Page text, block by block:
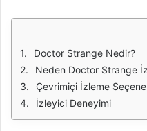
Doctor Strange Nedir?
Neden Doctor Strange
Çevrimiçi İzleme
İzleyici Deneyimi